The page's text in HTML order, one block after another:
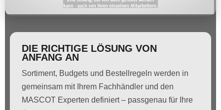
DIE RICHTIGE LÖSUNG VON
ANFANG AN
Sortiment, Budgets und Bestellregeln werden in
gemeinsam mit Ihrem Fachhändler und den
MASCOT Experten definiert – passgenau für Ihre